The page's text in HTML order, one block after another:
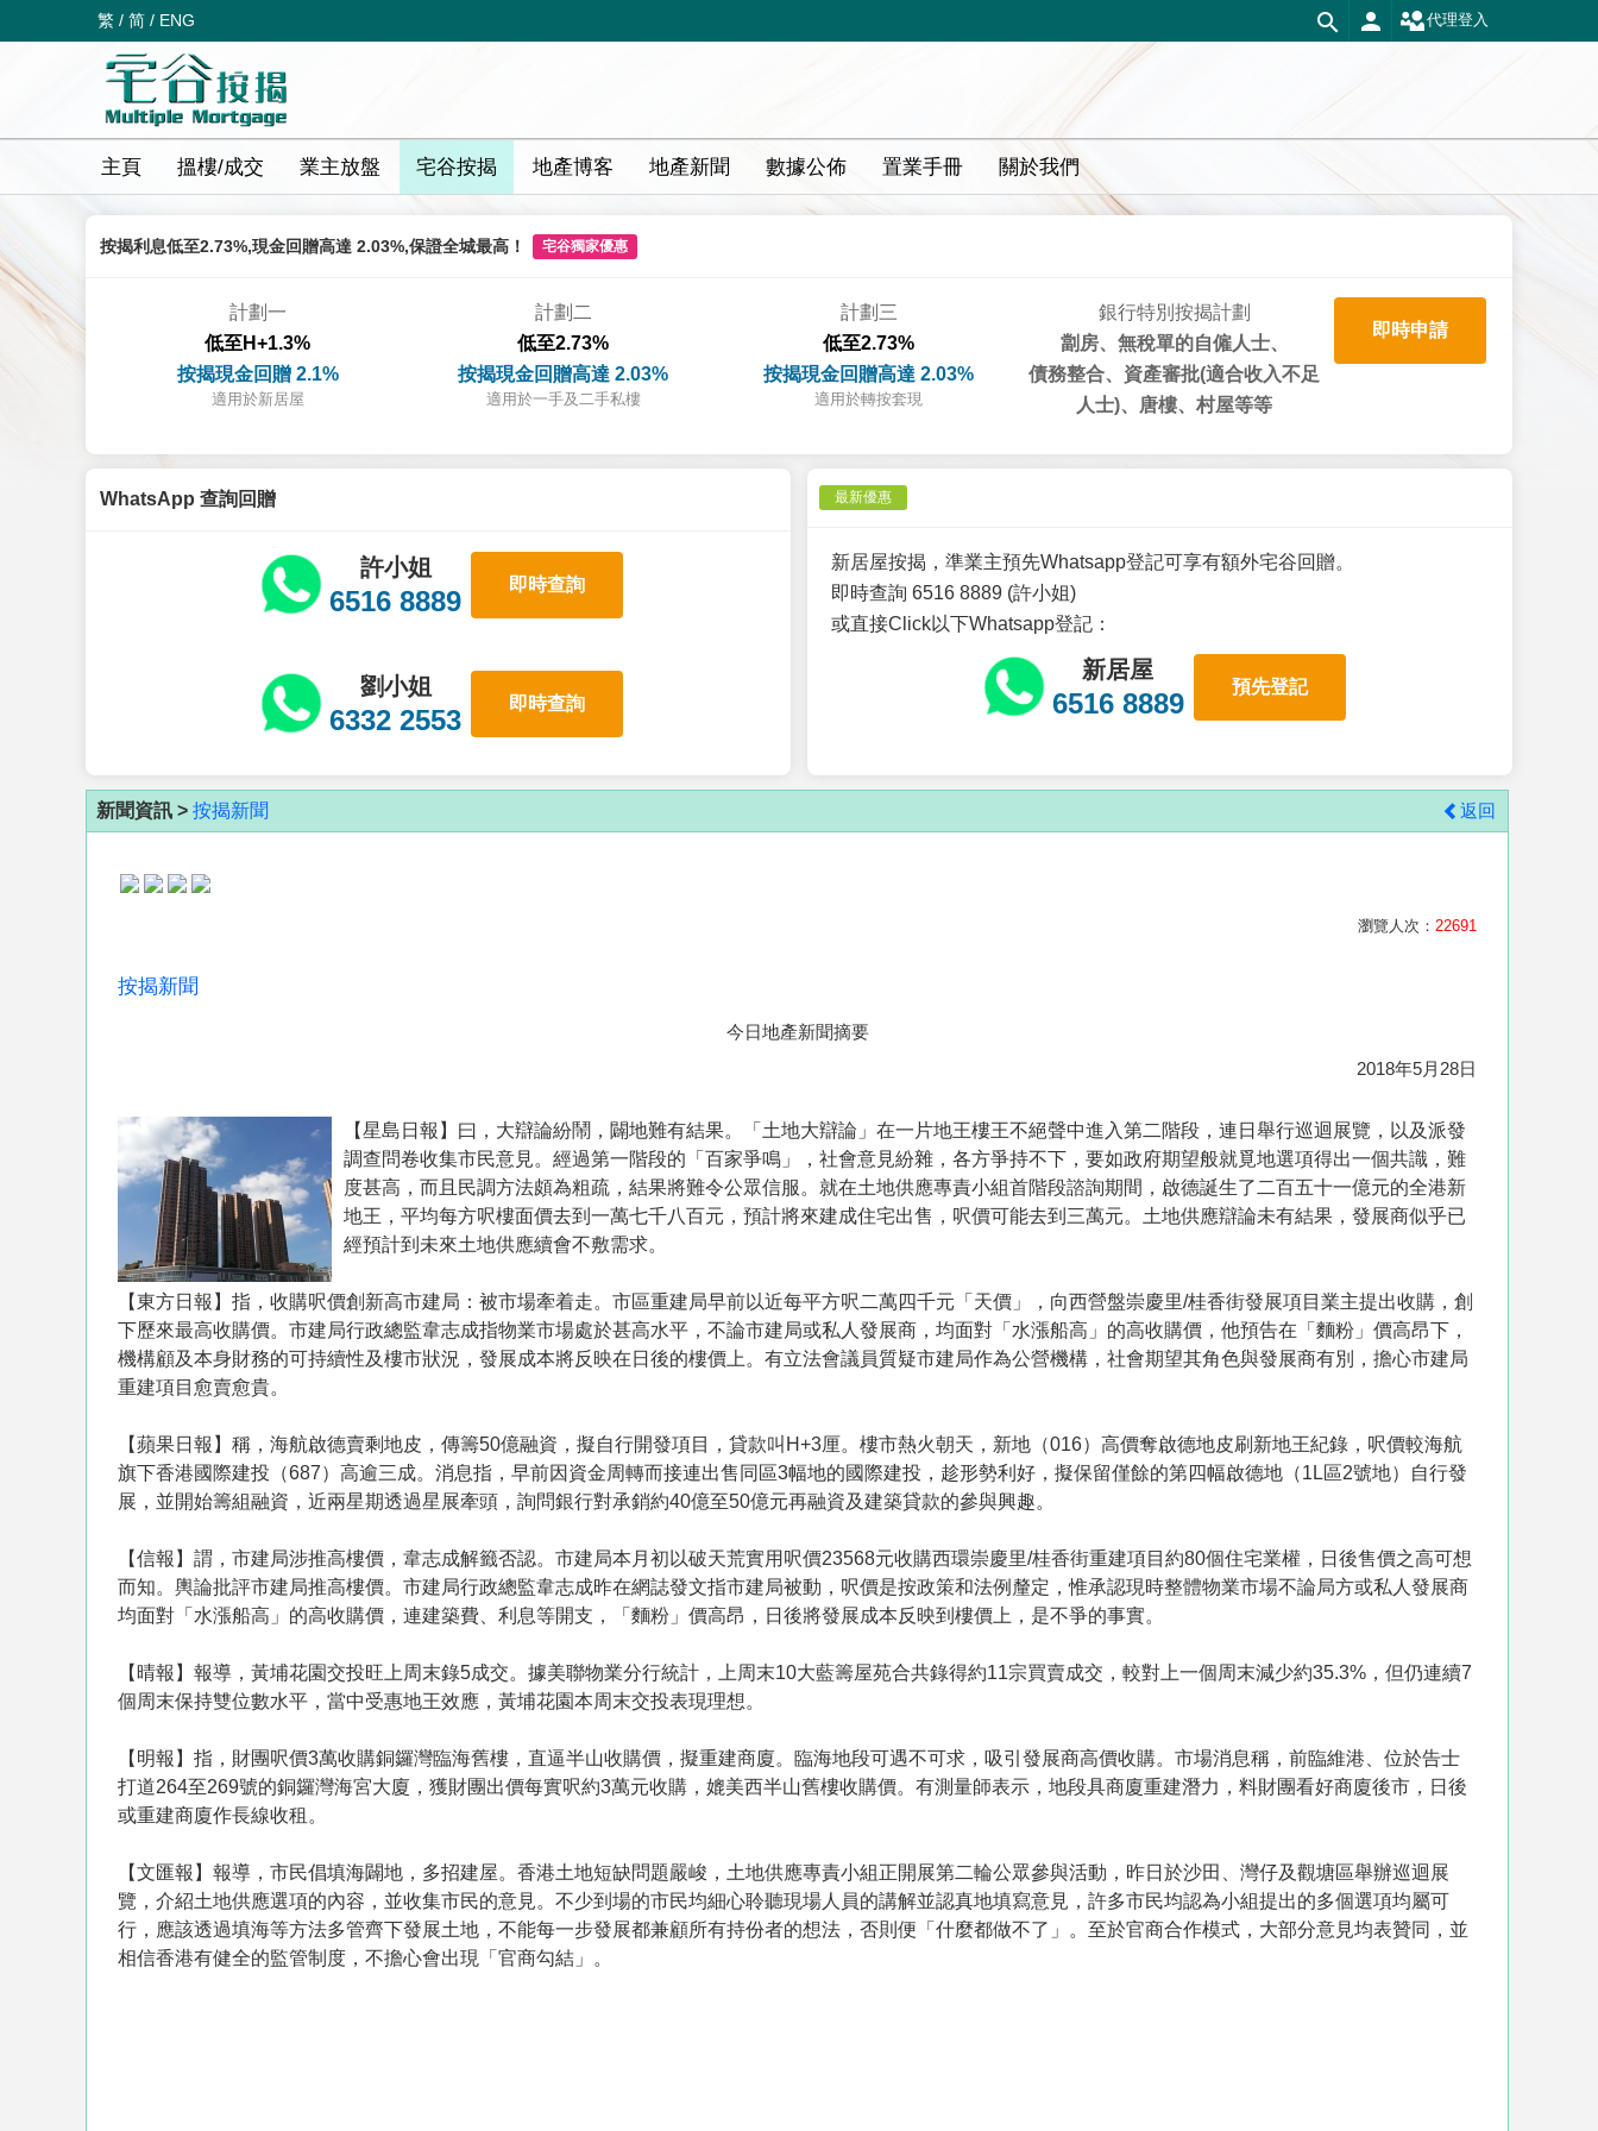
繁 / 简 / ENG 代理登入
主頁 搵樓/成交 業主放盤 宅谷按揭 地產博客 地產新聞 數據公佈 置業手冊 關於我們
按揭利息低至2.73%,現金回贈高達 2.03%,保證全城最高！ 宅谷獨家優惠
計劃一
低至H+1.3%
按揭現金回贈 2.1%
適用於新居屋
計劃二
低至2.73%
按揭現金回贈高達 2.03%
適用於一手及二手私樓
計劃三
低至2.73%
按揭現金回贈高達 2.03%
適用於轉按套現
銀行特別按揭計劃
劏房、無稅單的自僱人士、
債務整合、資產審批(適合收入不足
人士)、唐樓、村屋等等
即時申請
WhatsApp 查詢回贈
許小姐
6516 8889
即時查詢
劉小姐
6332 2553
即時查詢
最新優惠
新居屋按揭，準業主預先Whatsapp登記可享有額外宅谷回贈。
即時查詢 6516 8889 (許小姐)
或直接Click以下Whatsapp登記：
新居屋
6516 8889
預先登記
新聞資訊 > 按揭新聞 返回
瀏覽人次： 22691
按揭新聞
今日地產新聞摘要
2018年5月28日
【星島日報】曰，大辯論紛鬧，闢地難有結果。「土地大辯論」在一片地王樓王不絕聲中進入第二階段，連日舉行巡迴展覽，以及派發
調查問卷收集市民意見。經過第一階段的「百家爭鳴」，社會意見紛雜，各方爭持不下，要如政府期望般就覓地選項得出一個共識，難
度甚高，而且民調方法頗為粗疏，結果將難令公眾信服。就在土地供應專責小組首階段諮詢期間，啟德誕生了二百五十一億元的全港新
地王，平均每方呎樓面價去到一萬七千八百元，預計將來建成住宅出售，呎價可能去到三萬元。土地供應辯論未有結果，發展商似乎已
經預計到未來土地供應續會不敷需求。
【東方日報】指，收購呎價創新高市建局：被市場牽着走。市區重建局早前以近每平方呎二萬四千元「天價」，向西營盤崇慶里/桂香街發展項目業主提出收購，創
下歷來最高收購價。市建局行政總監韋志成指物業市場處於甚高水平，不論市建局或私人發展商，均面對「水漲船高」的高收購價，他預告在「麵粉」價高昂下，
機構顧及本身財務的可持續性及樓市狀況，發展成本將反映在日後的樓價上。有立法會議員質疑市建局作為公營機構，社會期望其角色與發展商有別，擔心市建局
重建項目愈賣愈貴。
【蘋果日報】稱，海航啟德賣剩地皮，傳籌50億融資，擬自行開發項目，貸款叫H+3厘。樓市熱火朝天，新地（016）高價奪啟德地皮刷新地王紀錄，呎價較海航
旗下香港國際建投（687）高逾三成。消息指，早前因資金周轉而接連出售同區3幅地的國際建投，趁形勢利好，擬保留僅餘的第四幅啟德地（1L區2號地）自行發
展，並開始籌組融資，近兩星期透過星展牽頭，詢問銀行對承銷約40億至50億元再融資及建築貸款的參與興趣。
【信報】謂，市建局涉推高樓價，韋志成解籤否認。市建局本月初以破天荒實用呎價23568元收購西環崇慶里/桂香街重建項目約80個住宅業權，日後售價之高可想
而知。輿論批評市建局推高樓價。市建局行政總監韋志成昨在網誌發文指市建局被動，呎價是按政策和法例釐定，惟承認現時整體物業市場不論局方或私人發展商
均面對「水漲船高」的高收購價，連建築費、利息等開支，「麵粉」價高昂，日後將發展成本反映到樓價上，是不爭的事實。
【晴報】報導，黃埔花園交投旺上周末錄5成交。據美聯物業分行統計，上周末10大藍籌屋苑合共錄得約11宗買賣成交，較對上一個周末減少約35.3%，但仍連續7
個周末保持雙位數水平，當中受惠地王效應，黃埔花園本周末交投表現理想。
【明報】指，財團呎價3萬收購銅鑼灣臨海舊樓，直逼半山收購價，擬重建商廈。臨海地段可遇不可求，吸引發展商高價收購。市場消息稱，前臨維港、位於告士
打道264至269號的銅鑼灣海宮大廈，獲財團出價每實呎約3萬元收購，媲美西半山舊樓收購價。有測量師表示，地段具商廈重建潛力，料財團看好商廈後市，日後
或重建商廈作長線收租。
【文匯報】報導，市民倡填海闢地，多招建屋。香港土地短缺問題嚴峻，土地供應專責小組正開展第二輪公眾參與活動，昨日於沙田、灣仔及觀塘區舉辦巡迴展
覽，介紹土地供應選項的內容，並收集市民的意見。不少到場的市民均細心聆聽現場人員的講解並認真地填寫意見，許多市民均認為小組提出的多個選項均屬可
行，應該透過填海等方法多管齊下發展土地，不能每一步發展都兼顧所有持份者的想法，否則便「什麼都做不了」。至於官商合作模式，大部分意見均表贊同，並
相信香港有健全的監管制度，不擔心會出現「官商勾結」。